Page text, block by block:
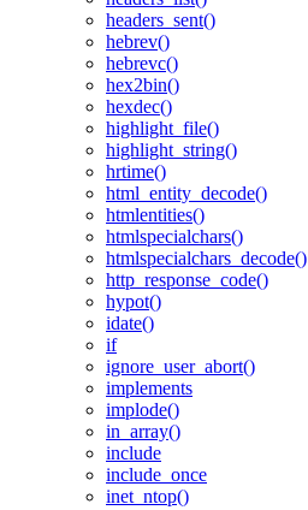
headers_sent()
hebrev()
hebrevc()
hex2bin()
hexdec()
highlight_file()
highlight_string()
hrtime()
html_entity_decode()
htmlentities()
htmlspecialchars()
htmlspecialchars_decode()
http_response_code()
hypot()
idate()
if
ignore_user_abort()
implements
implode()
in_array()
include
include_once
inet_ntop()